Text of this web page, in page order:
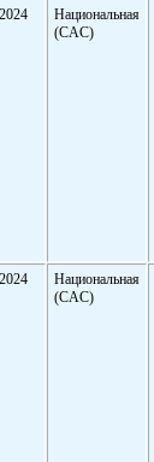
Национальная
(CAC)
Национальная
(CAC)